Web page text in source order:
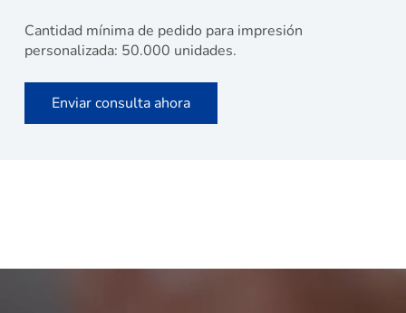
Cantidad mínima de pedido para impresión
personalizada: 50.000 unidades.
Enviar consulta ahora